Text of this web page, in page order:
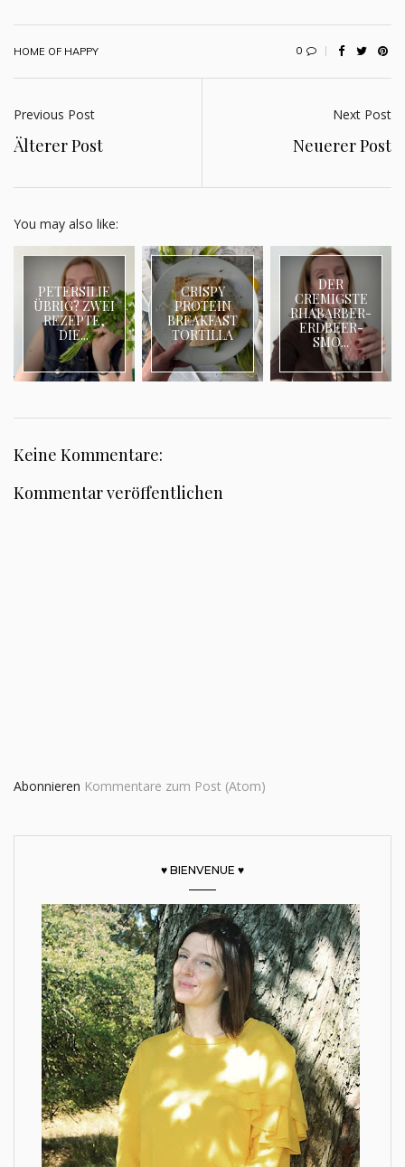
HOME OF HAPPY 0
Previous Post
Älterer Post
Next Post
Neuerer Post
You may also like:
PETERSILIE
ÜBRIG? ZWEI
REZEPTE,
DIE...
CRISPY
PROTEIN
BREAKFAST
TORTILLA
DER
CREMIGSTE
RHABARBER-
ERDBEER-
SMO...
Keine Kommentare:
Kommentar veröffentlichen
Abonnieren Kommentare zum Post (Atom)
♥ BIENVENUE ♥